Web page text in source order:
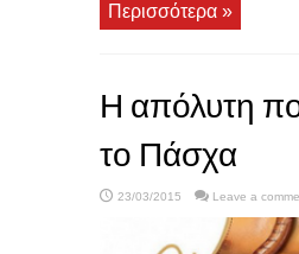
Περισσότερα »
Η απόλυτη
το Πάσχα
23/03/2015 Leave a